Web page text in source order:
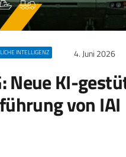
INTELLIGENZ 4. Juni 2026
Neue KI-
von IAI